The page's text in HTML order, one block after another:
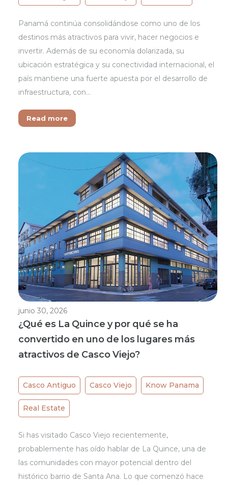
Panamá continúa consolidándose como uno de los
destinos más atractivos para vivir, hacer negocios e
invertir. Además de su economía dolarizada, su
ubicación estratégica y su conectividad internacional, el
país mantiene una fuerte apuesta por el desarrollo de
infraestructura, con…
Read more
junio 30, 2026
¿Qué es La Quince y por qué se ha
convertido en uno de los lugares más
atractivos de Casco Viejo?
Casco Antiguo Casco Viejo Know Panama
Real Estate
Si has visitado Casco Viejo recientemente,
probablemente has oído hablar de La Quince, una de
las comunidades con mayor potencial dentro del
histórico barrio de Santa Ana. Lo que comenzó hace